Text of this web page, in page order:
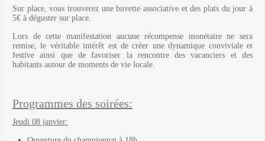
Sur place, vous trouverez une buvette associative et des plats du jour à
5€ à déguster sur place.
Lors de cette manifestation aucune récompense monétaire ne sera
remise, le véritable intérêt est de créer une dynamique conviviale et
festive ainsi que de favoriser la rencontre des vacanciers et des
habitants autour de moments de vie locale.
Programmes des soirées:
Jeudi 08 janvier: